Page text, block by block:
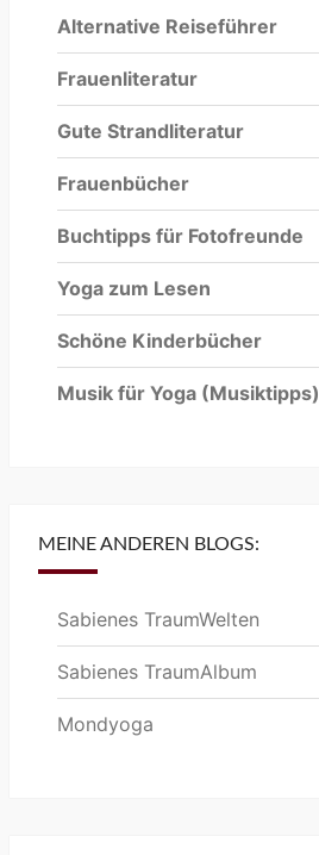
Alternative Reiseführer
Frauenliteratur
Gute Strandliteratur
Frauenbücher
Buchtipps für Fotofreunde
Yoga zum Lesen
Schöne Kinderbücher
Musik für Yoga (Musiktipps)
MEINE ANDEREN BLOGS:
Sabienes TraumWelten
Sabienes TraumAlbum
Mondyoga